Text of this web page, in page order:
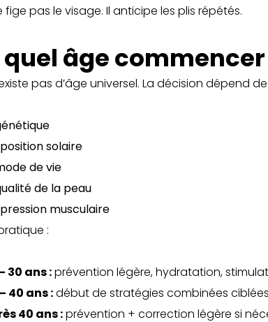
fige pas le visage. Il anticipe les plis répétés.
quel âge
pas d’âge universel. La décision dépend de
solaire
de vie
de la peau
musculaire
:
30 ans :prévention légère, hydratation,
40 ans :début de stratégies combinées
40 ans :prévention + correction légère si